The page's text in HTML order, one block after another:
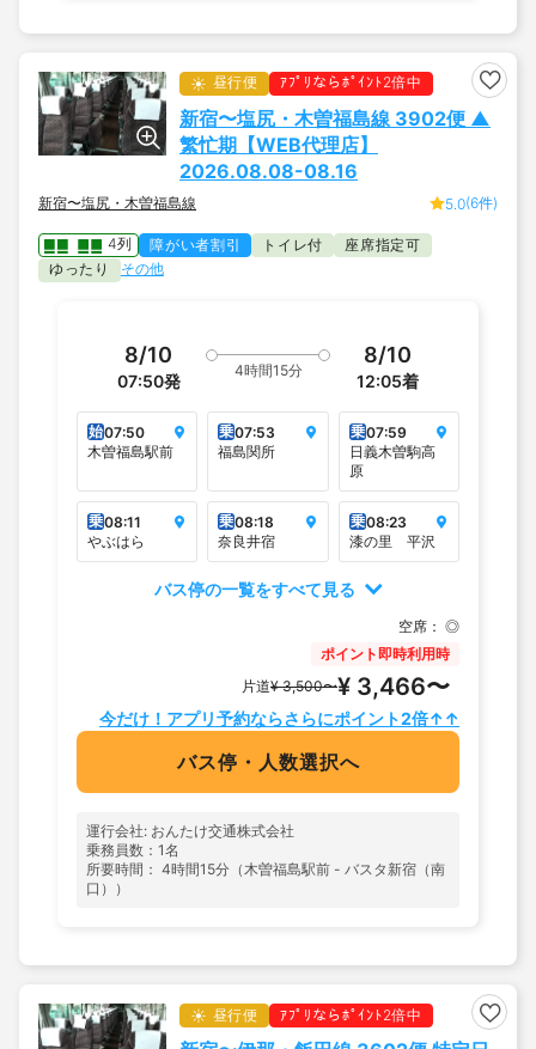
昼行便 ｱﾌﾟﾘならﾎﾟｲﾝﾄ2倍中
新宿〜塩尻・木曽福島線 3902便 ▲
繁忙期【WEB代理店】
2026.08.08-08.16
新宿〜塩尻・木曽福島線 5.0(6件)
4列 障がい者割引 トイレ付
座席指定可
ゆったり
その他
8/10
07:50発
4時間15分
8/10
12:05着
始07:50
木曽福島駅前
乗07:53
福島関所
乗07:59
日義木曽駒高
原
乗08:11
やぶはら
乗08:18
奈良井宿
乗08:23
漆の里 平沢
バス停の一覧をすべて見る
空席： ◎
ポイント即時利用時
片道¥ 3,500〜¥ 3,466〜
今だけ！アプリ予約ならさらにポイント2倍↑↑
バス停・人数選択へ
運行会社: おんたけ交通株式会社
乗務員数：1名
所要時間： 4時間15分（木曽福島駅前 - バスタ新宿（南
口））
昼行便 ｱﾌﾟﾘならﾎﾟｲﾝﾄ2倍中